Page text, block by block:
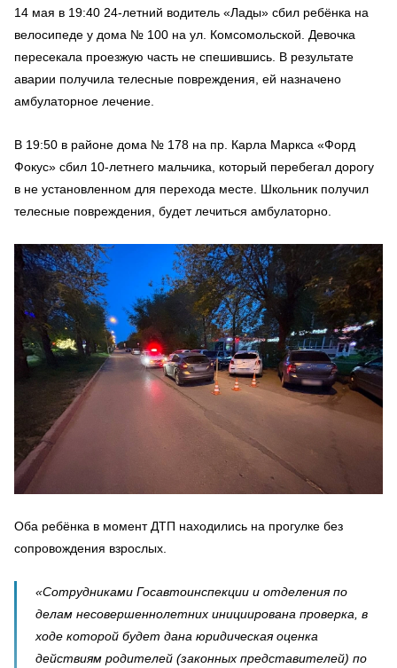
14 мая в 19:40 24-летний водитель «Лады» сбил ребёнка на
велосипеде у дома № 100 на ул. Комсомольской. Девочка
пересекала проезжую часть не спешившись. В результате
аварии получила телесные повреждения, ей назначено
амбулаторное лечение.
В 19:50 в районе дома № 178 на пр. Карла Маркса «Форд
Фокус» сбил 10-летнего мальчика, который перебегал дорогу
в не установленном для перехода месте. Школьник получил
телесные повреждения, будет лечиться амбулаторно.
Оба ребёнка в момент ДТП находились на прогулке без
сопровождения взрослых.
«Сотрудниками Госавтоинспекции и отделения по
делам несовершеннолетних инициирована проверка, в
ходе которой будет дана юридическая оценка
действиям родителей (законных представителей) по